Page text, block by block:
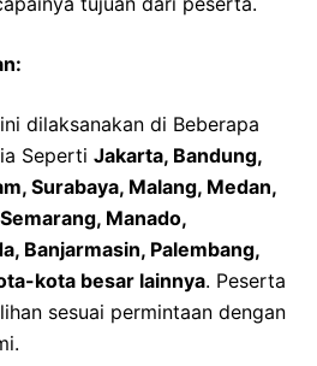
dilaksanakan di Beberapa
Seperti Jakarta, Bandung,
Surabaya, Malang, Medan,
Manado,
Banjarmasin, Palembang,
kota besar lainnya. Peserta
sesuai permintaan dengan